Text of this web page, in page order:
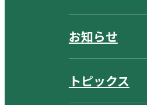
お知らせ
トピックス